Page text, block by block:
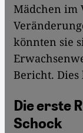
Mädchen im
könnten sie
Bericht. Dies
Die erste
Schock